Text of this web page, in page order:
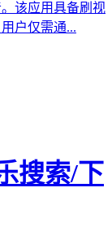
该应用具备刷视
户仅需通...
搜索/下